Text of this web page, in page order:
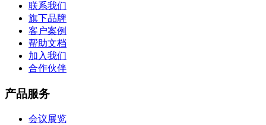
联系我们
旗下品牌
客户案例
帮助文档
加入我们
合作伙伴
产品服务
会议展览